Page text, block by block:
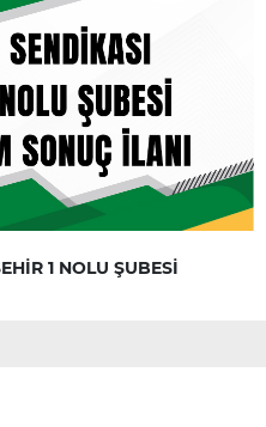
1 NOLU ŞUBESİ